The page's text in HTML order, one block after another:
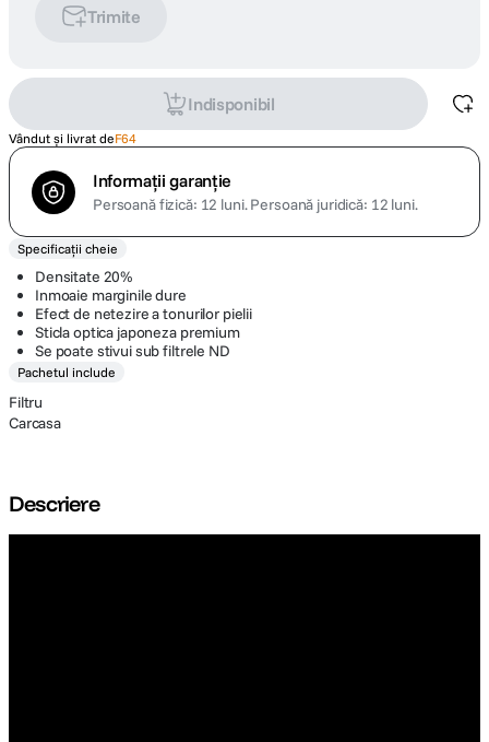
Trimite
Indisponibil
Vândut și livrat deF64
Informații garanție
Persoană fizică: 12 luni.Persoană juridică: 12 luni.
Specificații cheie
Densitate 20%
Inmoaie marginile dure
Efect de netezire a tonurilor pielii
Sticla optica japoneza premium
Se poate stivui sub filtrele ND
Pachetul include
Filtru
Carcasa
Descriere